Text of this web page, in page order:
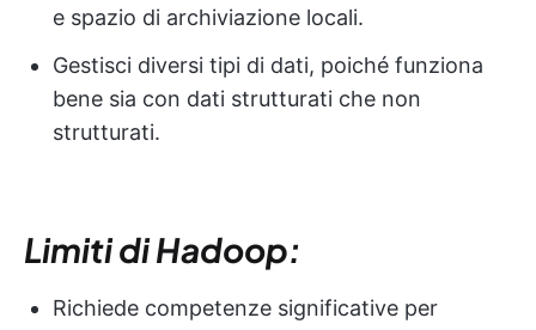
e spazio di archiviazione locali.
Gestisci diversi tipi di dati, poiché funziona
bene sia con dati strutturati che non
strutturati.
Limiti di Hadoop:
Richiede competenze significative per